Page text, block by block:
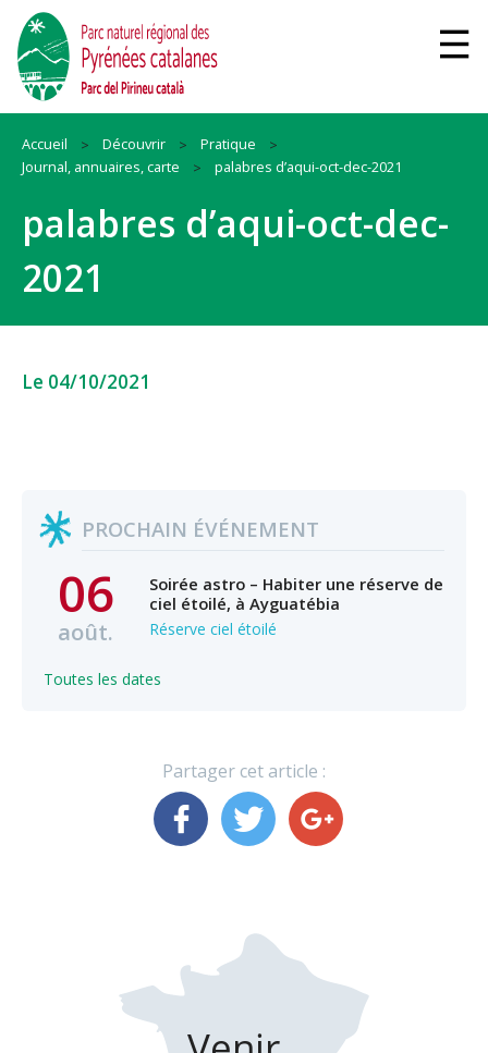
Accueil Découvrir
Pratique
Journal, annuaires, carte
palabres d’aqui-oct-dec-2021
palabres d’aqui-oct-dec-
2021
Le 04/10/2021
PROCHAIN ÉVÉNEMENT
06
août.
Soirée astro – Habiter une réserve de
ciel étoilé, à Ayguatébia
Réserve ciel étoilé
Toutes les dates
Partager cet article :